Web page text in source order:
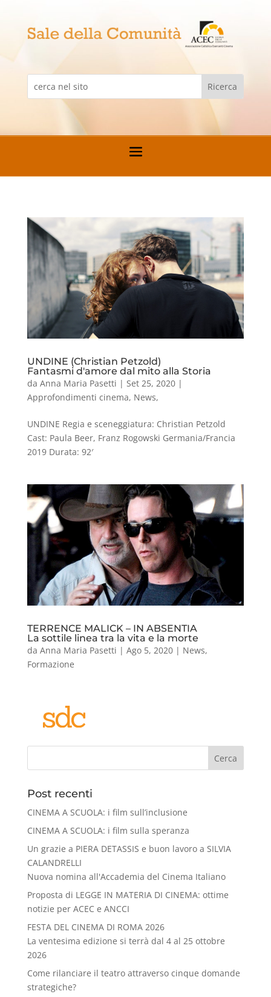
UNDINE (Christian Petzold)
Fantasmi d'amore dal mito alla Storia
da Anna Maria Pasetti | Set 25, 2020|
Approfondimenti cinema, News,
UNDINE Regia e sceneggiatura: Christian Petzold
Cast: Paula Beer, Franz Rogowski Germania/Francia
2019 Durata: 92′
TERRENCE MALICK – IN ABSENTIA
La sottile linea tra la vita e la morte
da Anna Maria Pasetti | Ago 5, 2020| News,
Formazione
Cerca
Post recenti
CINEMA A SCUOLA: i film sull’inclusione
CINEMA A SCUOLA: i film sulla speranza
Un grazie a PIERA DETASSIS e buon lavoro a SILVIA
CALANDRELLI
Nuova nomina all'Accademia del Cinema Italiano
Proposta di LEGGE IN MATERIA DI CINEMA: ottime
notizie per ACEC e ANCCI
FESTA DEL CINEMA DI ROMA 2026
La ventesima edizione si terrà dal 4 al 25 ottobre
2026
Come rilanciare il teatro attraverso cinque domande
strategiche?